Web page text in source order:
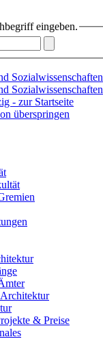
eingeben.
Sozialwissenschaften
Sozialwissenschaften
überspringen
& Preise